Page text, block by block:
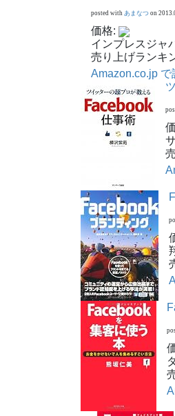
posted with あまなつ on
価格:
インプレスジャ
売り上げランキ
Amazon.co.jp で